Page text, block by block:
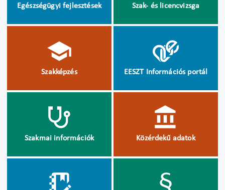
Egészségügyi fejlesztések Szak- és licencvizsga
Szakképzés EESZT Információs portál
Szakmai információk Közérdekű adatok